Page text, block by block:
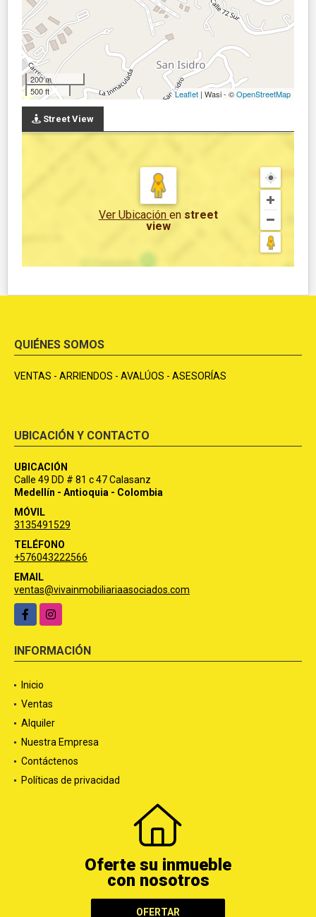
200 m
500 ft
Leaflet | Wasi - ©OpenStreetMap
Street View
Ver Ubicación en street
view
QUIÉNES SOMOS
VENTAS - ARRIENDOS - AVALÚOS - ASESORÍAS
UBICACIÓN Y CONTACTO
UBICACIÓN
Calle 49 DD # 81 c 47 Calasanz
Medellín - Antioquia - Colombia
MÓVIL
3135491529
TELÉFONO
+576043222566
EMAIL
ventas@vivainmobiliariaasociados.com
FacebookInstagram
INFORMACIÓN
Inicio
Ventas
Alquiler
Nuestra Empresa
Contáctenos
Políticas de privacidad
Oferte su inmueble
con nosotros
OFERTAR